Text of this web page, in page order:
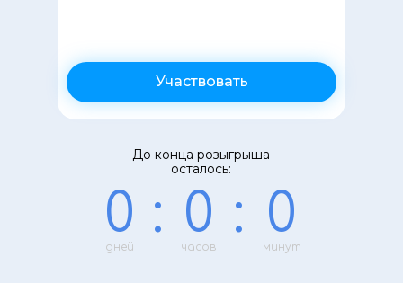
0
дней
: 0
часов
: 0
минут
До конца розыгрыша
осталось:
Участвовать